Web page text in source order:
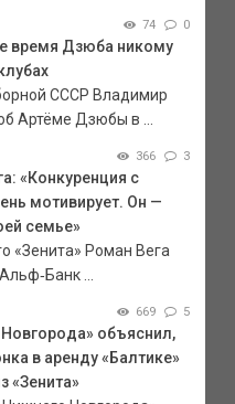
74 0
время Дзюба никому
СССР Владимир
Артёме Дзюбы в ...
366 3
«Конкуренция с
мотивирует. Он —
семье»
«Зенита» Роман Вега
...
669 5
объяснил,
в аренду «Балтике»
«Зенита»